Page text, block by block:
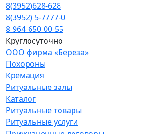
8(3952)628-628
8(3952) 5-7777-0
8-964-650-00-55
Круглосуточно
ООО фирма «Береза»
Похороны
Кремация
Ритуальные залы
Каталог
Ритуальные товары
Ритуальные услуги